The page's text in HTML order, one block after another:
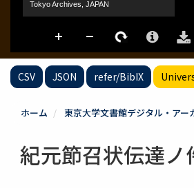
CSV JSON refer/BibIX
ホーム 東京大学文書館デジタル・アー
紀元節召状伝達ノ